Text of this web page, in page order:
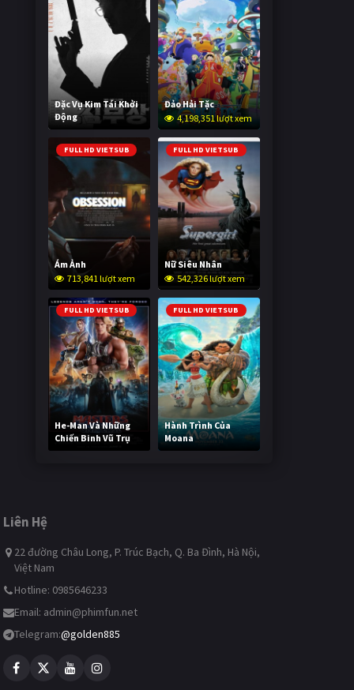
Đặc Vụ Kim Tái Khởi
Động
591,464 lượt xem
Đảo Hải Tặc
4,198,351 lượt xem
FULL HD VIETSUB
Ám Ảnh
713,841 lượt xem
FULL HD VIETSUB
Nữ Siêu Nhân
542,326 lượt xem
FULL HD VIETSUB
He-Man Và Những
Chiến Binh Vũ Trụ
234,289 lượt xem
FULL HD VIETSUB
Hành Trình Của
Moana
486,221 lượt xem
Liên Hệ
22 đường Châu Long, P. Trúc Bạch, Q. Ba Đình, Hà Nội,
Việt Nam
Hotline: 0985646233
Email: admin@phimfun.net
Telegram:@golden885